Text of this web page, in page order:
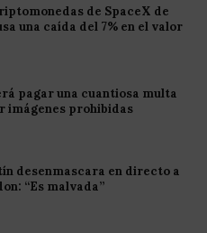
de SpaceX de
una caída del 7% en el valor
pagar una cuantiosa multa
imágenes prohibidas
desenmascara en directo a
“Es malvada”